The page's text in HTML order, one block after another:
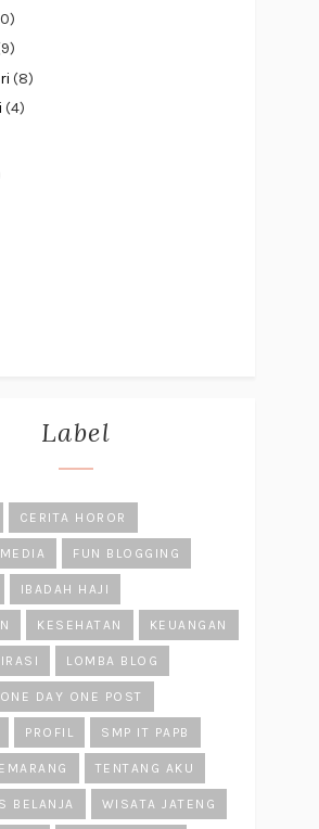
(8)
(4)
Label
CERITA HOROR
FUN BLOGGING
IBADAH HAJI
KESEHATAN KEUANGAN
LOMBA BLOG
ONE DAY ONE POST
PROFIL SMP IT PAPB
TENTANG AKU
BELANJA WISATA JATENG